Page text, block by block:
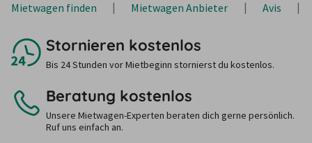
Mietwagen finden Mietwagen Anbieter Avis
Stornieren kostenlos
Bis 24 Stunden vor Mietbeginn stornierst du kostenlos.
Beratung kostenlos
Unsere Mietwagen-Experten beraten dich gerne persönlich.
Ruf uns einfach an.